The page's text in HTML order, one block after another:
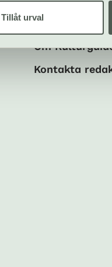
Tillåt urvalOm oss
Om
Kontakta